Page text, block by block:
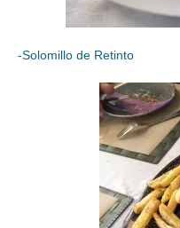
-Solomillo de Retinto